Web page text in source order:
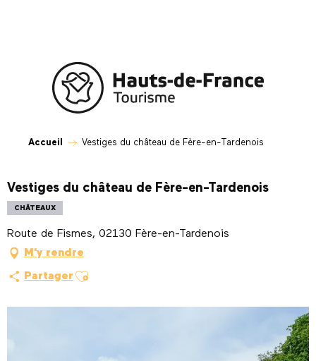
Accueil Vestiges du château de Fère-en-Tardenois
Vestiges du château de Fère-en-Tardenois
CHÂTEAUX
Route de Fismes, 02130 Fère-en-Tardenois
M'y rendre
Partager Ajouter aux favoris